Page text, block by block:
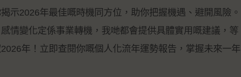
示2026年最佳嘅時機同方位，助你把握機遇、避開風險。
情變化定係事業轉機，我哋都會提供具體實用嘅建議，等
年！立即查閱你嘅個人化流年運勢報告，掌握未來一年